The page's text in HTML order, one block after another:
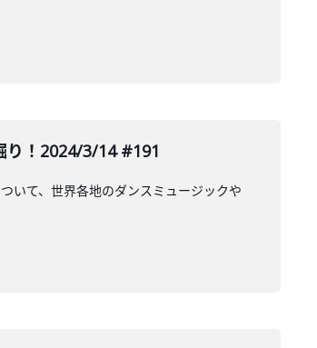
り！2024/3/14 #191
いて、世界各地のダンスミュージックや